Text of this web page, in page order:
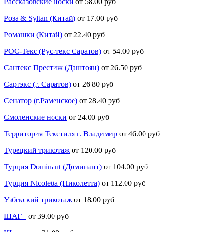
Роза & Syltan (Китай) от 17.00 руб
Ромашки (Китай) от 22.40 руб
РОС-Текс (Рус-текс Саратов) от 54.00 руб
Сантекс Престиж (Даштоян) от 26.50 руб
Сартэкс (г. Саратов) от 26.80 руб
Сенатор (г.Раменское) от 28.40 руб
Смоленские носки от 24.00 руб
Территория Текстиля г. Владимир от 46.00 руб
Турецкий трикотаж от 120.00 руб
Турция Dominant (Доминант) от 104.00 руб
Турция Nicoletta (Николетта) от 112.00 руб
Узбекский трикотаж от 18.00 руб
ШАГ+ от 39.00 руб